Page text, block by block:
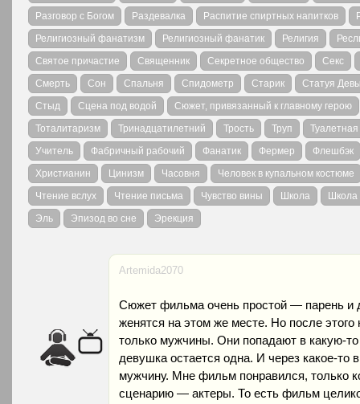
Разговор с Богом
Раздевалка Распитие спиртных напитков
Религиозный фанатизм
Религиозный фанатик Религия
Святое причастие
Священник Секретное общество
Секс
Смерть
Сон Спальня Спидометр Старик
Статуя
Стыд
Сцена под водой
Сюжет, привязанный к главному герою
Тоталитаризм
Тринадцатилетний Трость Труп
Туалетная
Учитель
Фабричный рабочий Фанатик Фермер
Флешбэк
Христианин
Цинизм Часовня
Человек в купальном костюме
Чтение вслух
Чтение письма Чувство вины Школа
Школа
Эль
Эпизод во сне Эрекция
Artemida2070
Сюжет фильма очень простой — парень и
женятся на этом же месте. Но после
только мужчины. Они попадают в какую-то
девушка остается одна. И через какое-
мужчину. Мне фильм понравился, только
сценарию — актеры. То есть фильм